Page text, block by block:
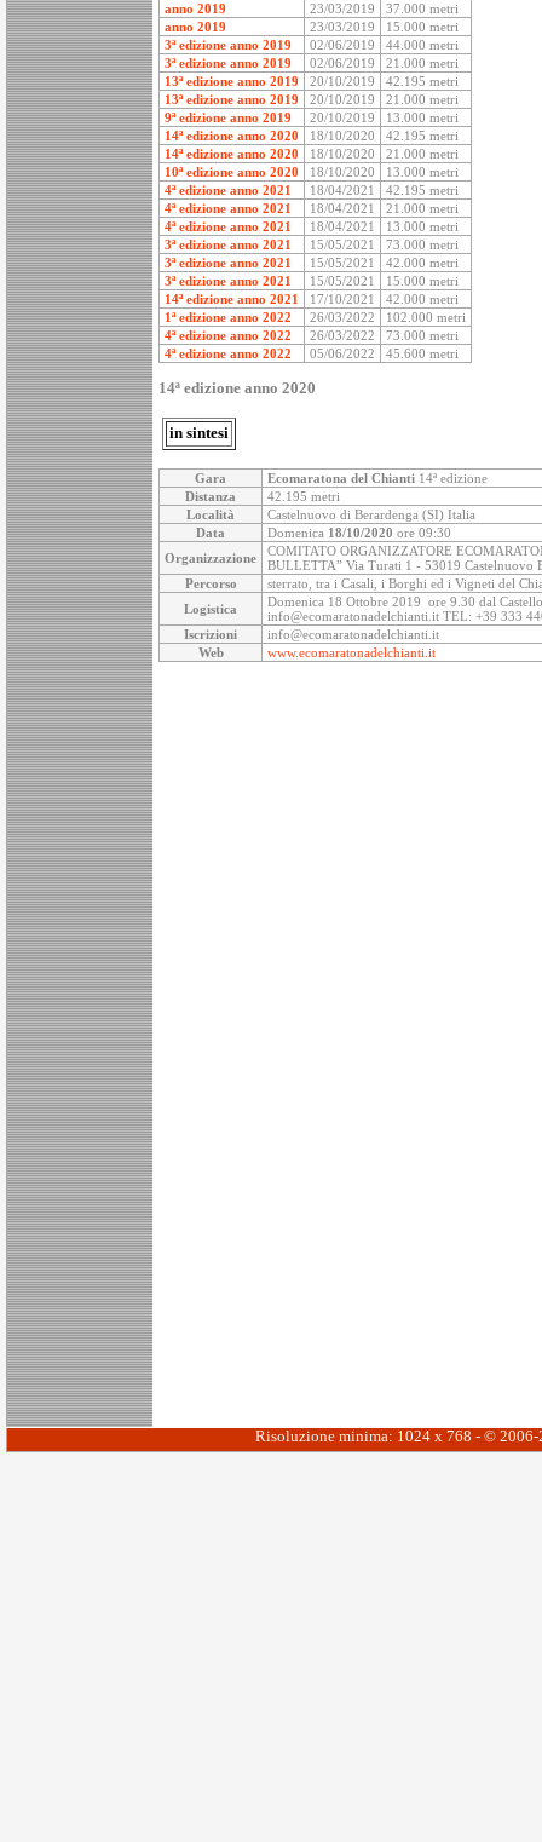
anno 2019
23/03/2019
37.000 metri
anno 2019
23/03/2019
15.000 metri
3ª edizione anno 2019
02/06/2019
44.000 metri
3ª edizione anno 2019
02/06/2019
21.000 metri
13ª edizione anno 2019
20/10/2019
42.195 metri
13ª edizione anno 2019
20/10/2019
21.000 metri
9ª edizione anno 2019
20/10/2019
13.000 metri
14ª edizione anno 2020
18/10/2020
42.195 metri
14ª edizione anno 2020
18/10/2020
21.000 metri
10ª edizione anno 2020
18/10/2020
13.000 metri
4ª edizione anno 2021
18/04/2021
42.195 metri
4ª edizione anno 2021
18/04/2021
21.000 metri
4ª edizione anno 2021
18/04/2021
13.000 metri
3ª edizione anno 2021
15/05/2021
73.000 metri
3ª edizione anno 2021
15/05/2021
42.000 metri
3ª edizione anno 2021
15/05/2021
15.000 metri
14ª edizione anno 2021
17/10/2021
42.000 metri
1ª edizione anno 2022
26/03/2022
102.000 metri
4ª edizione anno 2022
26/03/2022
73.000 metri
4ª edizione anno 2022
05/06/2022 45.600 metri
14ª edizione anno 2020
in sintesi
Gara Ecomaratona del Chianti 14ª edizione
Distanza
42.195 metri
Località
Castelnuovo di Berardenga (SI) Italia
Data
Domenica 18/10/2020 ore 09:30
Organizzazione
COMITATO ORGANIZZATORE
BULLETTA” Via Turati 1 - 53019 Castelnuovo
Percorso
sterrato, tra i Casali, i Borghi ed i Vigneti del
Logistica
Domenica 18 Ottobre 2019 ore 9.30 dal
info@ecomaratonadelchianti.it TEL: +39 333
Iscrizioni
info@ecomaratonadelchianti.it
Web
www.ecomaratonadelchianti.it
Risoluzione minima: 1024 x 768 - ©